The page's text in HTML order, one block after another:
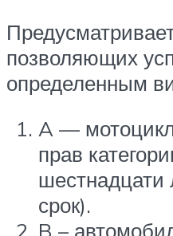
позволяющих
определенным
A —
прав
шестнадцати
срок).
B –